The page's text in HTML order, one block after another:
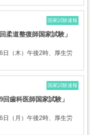
国家試験速報
柔道整復師国家試験」
（木）午後2時、厚生労
国家試験速報
回歯科医師国家試験」
（月）午後2時、厚生労